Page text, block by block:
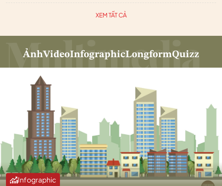
XEM TẤT CẢ
ẢnhVideoInfographicLongformQuizz
Infographic